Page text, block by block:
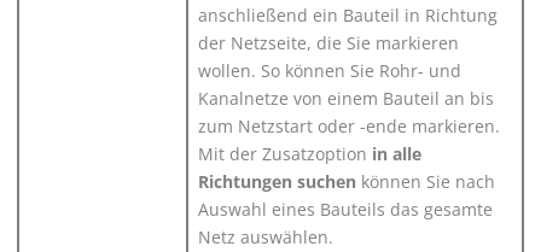
anschließend ein Bauteil in Richtung
der Netzseite, die Sie markieren
wollen. So können Sie Rohr- und
Kanalnetze von einem Bauteil an bis
zum Netzstart oder -ende markieren.
Mit der Zusatzoption in alle
Richtungen suchen können Sie nach
Auswahl eines Bauteils das gesamte
Netz auswählen.